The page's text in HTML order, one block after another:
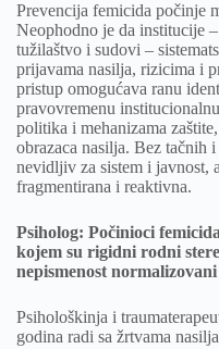
Prevencija femicida počinje
Neophodno je da institucije
tužilaštvo i sudovi –
prijavama nasilja, rizicima i
pristup omogućava ranu
pravovremenu
politika i mehanizama
obrazaca nasilja. Bez tačnih
nevidljiv za sistem i javnost,
fragmentirana i reaktivna.
Psiholog: Počinioci
kojem su rigidni rodni
nepismenost normalizovani
Psihološkinja i
godina radi sa žrtvama